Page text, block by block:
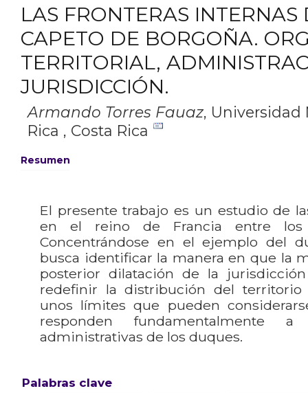
LAS FRONTERAS
CAPETO DE BORGOÑA.
TERRITORIAL,
JURISDICCIÓN.
Armando Torres Fauaz, Universidad
Rica , Costa Rica
Resumen
El presente trabajo es un estudio de
en el reino de Francia entre los
Concentrándose en el ejemplo del
busca identificar la manera en que la
posterior dilatación de la
redefinir la distribución del territorio
unos límites que pueden
responden fundamentalmente a
administrativas de los duques.
Palabras clave